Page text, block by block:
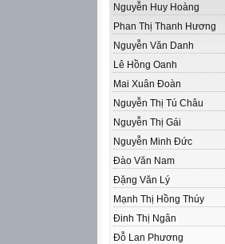
Nguyễn Huy Hoàng
Phan Thị Thanh Hương
Nguyễn Văn Danh
Lê Hồng Oanh
Mai Xuân Đoàn
Nguyễn Thị Tú Châu
Nguyễn Thị Gái
Nguyễn Minh Đức
Đào Văn Nam
Đặng Văn Lý
Mạnh Thị Hồng Thúy
Đinh Thị Ngân
Đỗ Lan Phương